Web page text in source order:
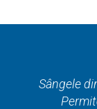
Sângele